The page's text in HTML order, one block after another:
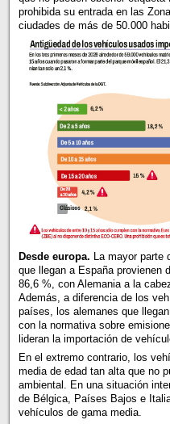
prohibida su entrada en las
ciudades de más de 50.000
Desde europa. La mayor parte
que llegan a España provienen
86,6 %, con Alemania a la
Además, a diferencia de los
países, los alemanes que
con la normativa sobre
lideran la importación de
En el extremo contrario, los
media de edad tan alta que no
ambiental. En una situación
de Bélgica, Países Bajos e
vehículos de gama media.